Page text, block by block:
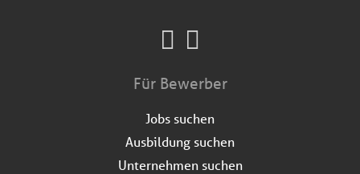
Für Bewerber
Jobs suchen
Ausbildung suchen
Unternehmen suchen